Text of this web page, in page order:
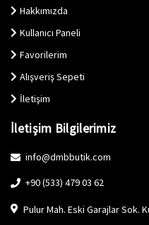
Hakkımızda
Kullanıcı Paneli
Favorilerim
Alışveriş Sepeti
İletişim
İletişim Bilgilerimiz
info@dmbbutik.com
+90 (533) 479 03 62
Pulur Mah. Eski Garajlar Sok.